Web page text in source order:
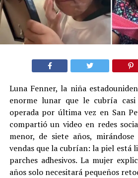
Luna Fenner, la niña
enorme lunar que le cubría
operada por última vez en San
compartió un video en redes
menor, de siete años,
vendas que la cubrían: la piel está
parches adhesivos. La mujer
años solo necesitará pequeños